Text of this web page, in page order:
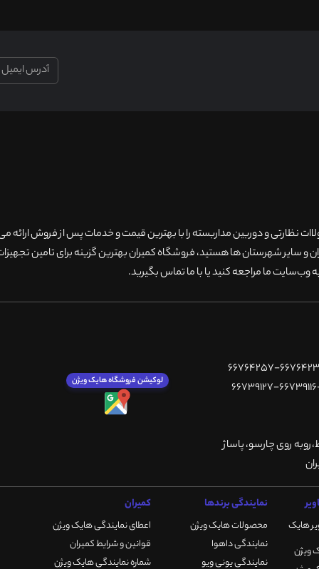
فروش محصولاات نظارتی و دوربین مداربسته را با بهترین قیمت و خدمات پس از فروش
و سایر شهرستان ها هستید، فروشگاه کمیران بهترین گزینه برای تامین
ما مراجعه کنید یا با ما تماس بگیرید.
روی چارسو، پاساژ
لوکیشن فروشگاه هایک ویژن
هایک
نمایندگی برندها
محصولات هایک ویژن
نمایندگی داهوا
نمایندگی یونی ویو
کمیران
اعطای نمایندگی هایک ویژن
قوانین و شرایط کمیران
شماره نمایندگی هایک ویژن